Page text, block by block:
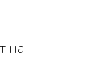
на